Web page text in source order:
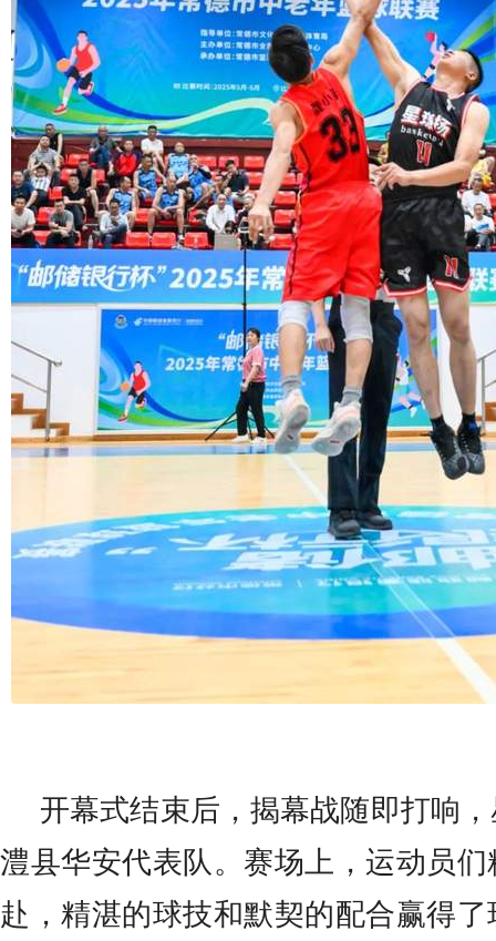
开幕式结束后，揭幕战随即打响
澧县华安代表队。赛场上，运动员
赴，精湛的球技和默契的配合赢得